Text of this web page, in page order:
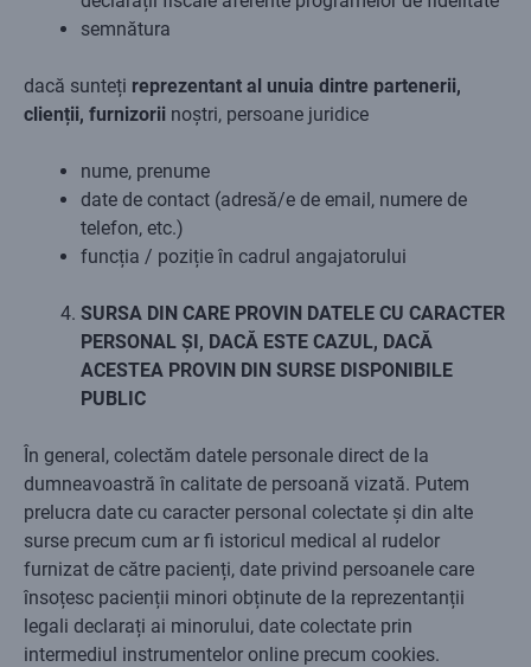
semnătura
dacă sunteți reprezentant al unuia dintre partenerii,
clienții, furnizorii noștri, persoane juridice
nume, prenume
date de contact (adresă/e de email, numere de
telefon, etc.)
funcția / poziție în cadrul angajatorului
SURSA DIN CARE PROVIN DATELE CU CARACTER
PERSONAL ȘI, DACĂ ESTE CAZUL, DACĂ
ACESTEA PROVIN DIN SURSE DISPONIBILE
PUBLIC
În general, colectăm datele personale direct de la
dumneavoastră în calitate de persoană vizată. Putem
prelucra date cu caracter personal colectate și din alte
surse precum cum ar fi istoricul medical al rudelor
furnizat de către pacienți, date privind persoanele care
însoțesc pacienții minori obținute de la reprezentanții
legali declarați ai minorului, date colectate prin
intermediul instrumentelor online precum cookies.